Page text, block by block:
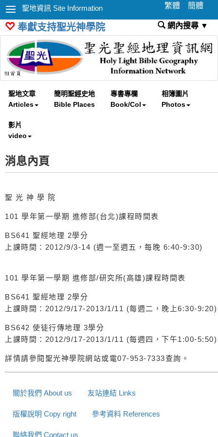
聖地資訊 Site Information 繁體 簡體
奉獻支持聖光神學院 網內搜尋 ▼
聖地文章
Articles
簡明聖經史地
Bible Places
專書專欄
Book/Col
相簿圖片
Photos
影片
video
消息內頁
聖 光 神 學 院
101 學年第一學期 進修部(台北)課程時間表
BS641 聖經地理 2學分
上課時間：2012/9/3-14 (週一至週五，每晚 6:40-9:30)
101 學年第一學期 進修部/研究所(高雄)課程時間表
BS641 聖經地理 2學分
上課時間：2012/9/17-2013/1/11 (每週二，晚上6:30-9:20)
BS642 使徒行傳地理 3學分
上課時間：2012/9/17-2013/1/11 (每週四，下午1:00-5:50)
詳情請參閱聖光神學院網站或電07-953-7333查詢。
關於我們 About us 友站連結 Links
版權說明 Copy right 參考資料 References
聯絡我們 Contact us